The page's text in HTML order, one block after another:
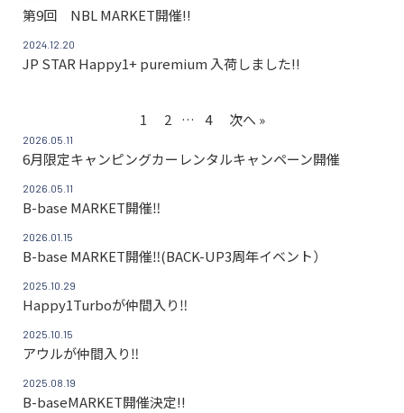
第9回 NBL MARKET開催!!
2024.12.20
JP STAR Happy1+ puremium 入荷しました!!
1 2 … 4 次へ »
2026.05.11
6月限定キャンピングカーレンタルキャンペーン開催
2026.05.11
B-base MARKET開催‼
2026.01.15
B-base MARKET開催‼(BACK-UP3周年イベント）
2025.10.29
Happy1Turboが仲間入り‼
2025.10.15
アウルが仲間入り‼
2025.08.19
B-baseMARKET開催決定!!